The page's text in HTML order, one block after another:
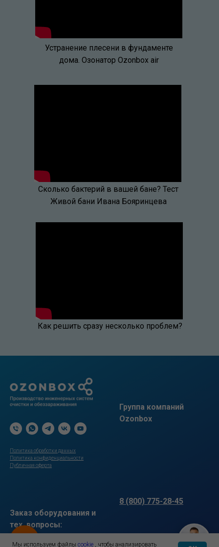
Устранение плесени в фундаменте
дома. Озонатор Ozonbox air
Сколько бактерий в вашей бане? Тест
Живой бани Ивана Бояринцева
Как решить сразу несколько проблем?
Мы используем файлы cookie , чтобы анализировать
Политика обработки данных
Политика конфиденциальности
Публичная оферта
Группа компаний
Ozonbox
Заказ оборудования и
тех. вопросы:
8 (800) 775-28-45